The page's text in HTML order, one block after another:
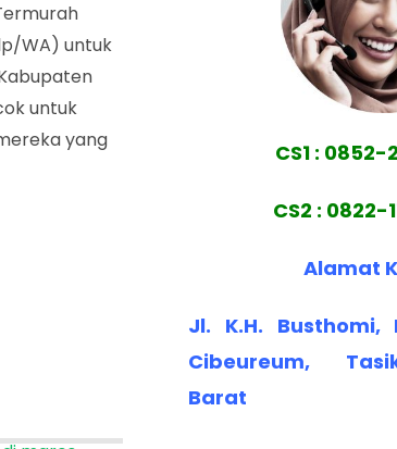
WA) untuk
untuk
yang
CS1 : 0852-
CS2 :
Alamat
Jl. K.H. Busthomi,
Cibeureum,
Barat